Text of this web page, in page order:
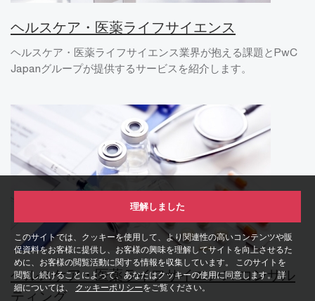
このサイトでは、クッキーを使用して、より関連性の高いコンテンツや販
促資料をお客様に提供し、お客様の興味を理解してサイトを向上させるた
めに、お客様の閲覧活動に関する情報を収集しています。 このサイトを
閲覧し続けることによって、あなたはクッキーの使用に同意します。 詳
細については、 クッキーポリシーをご覧ください。
理解しました
ヘルスケア・医薬ライフサイエンス
ヘルスケア・医薬ライフサイエンス業界が抱える課題とPwC
Japanグループが提供するサービスを紹介します。
ヘルスケア・医薬ライフサイエンス コンサル
ティング